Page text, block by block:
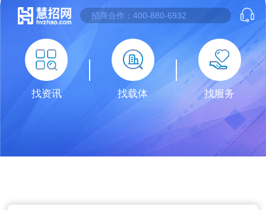
找资讯 找载体 找服务